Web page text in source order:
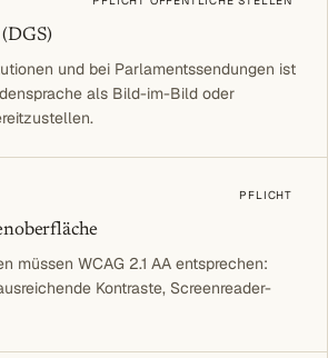
und bei Parlamentssendungen ist
als Bild-im-Bild oder
PFLICHT
müssen WCAG 2.1 AA entsprechen:
Kontraste, Screenreader-